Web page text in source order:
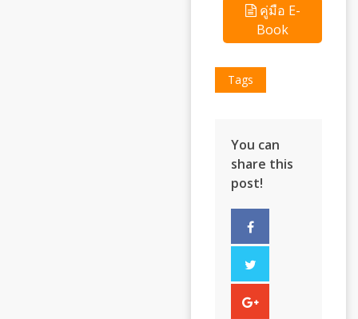
คู่มือ E-
Book
Tags
You can
share this
post!